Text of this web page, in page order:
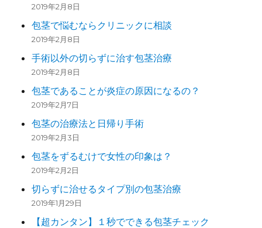
2019年2月8日
包茎で悩むならクリニックに相談
2019年2月8日
手術以外の切らずに治す包茎治療
2019年2月8日
包茎であることが炎症の原因になるの？
2019年2月7日
包茎の治療法と日帰り手術
2019年2月3日
包茎をずるむけで女性の印象は？
2019年2月2日
切らずに治せるタイプ別の包茎治療
2019年1月29日
【超カンタン】１秒でできる包茎チェック